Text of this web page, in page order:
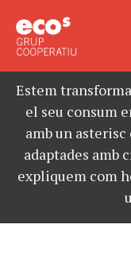
Estem
el seu consum
amb un
adaptades
expliquem com